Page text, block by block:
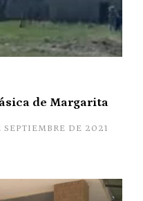
de Margarita
SEPTIEMBRE DE 2021